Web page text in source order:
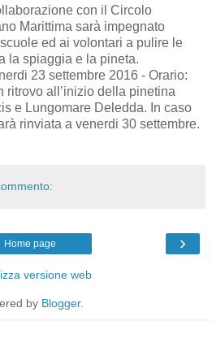
con il Circolo
Marittima sarà impegnato
ed ai volontari a pulire le
la spiaggia e la pineta.
23 settembre 2016 - Orario:
ritrovo all’inizio della pinetina
e Lungomare Deledda. In caso
rinviata a venerdi 30 settembre.
›
Home page
versione web
by Blogger.